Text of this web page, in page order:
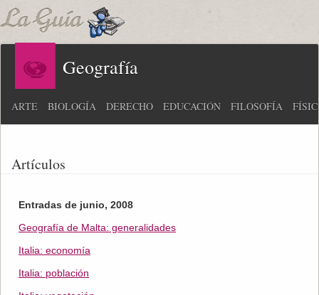
Geografía
ARTE BIOLOGÍA DERECHO EDUCACIÓN FILOSOFÍA
Artículos
Entradas de junio, 2008
Geografía de Malta: generalidades
Italia: economía
Italia: población